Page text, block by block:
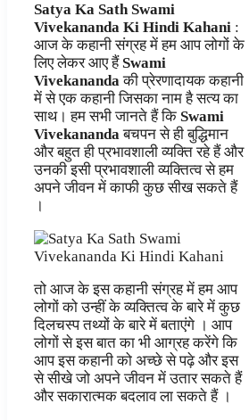
Satya Ka Sath Swami
Vivekananda Ki Hindi Kahani :
आज के कहानी संग्रह में हम आप लोगों के
लिए लेकर आए हैं Swami
Vivekanandaकी प्रेरणादायक कहानी
में से एक कहानी जिसका नाम है सत्य का
साथ। हम सभी जानते हैं कि Swami
Vivekanandaबचपन से ही बुद्धिमान
और बहुत ही प्रभावशाली व्यक्ति रहे हैं और
उनकी इसी प्रभावशाली व्यक्तित्व से हम
अपने जीवन में काफी कुछ सीख सकते हैं
।
तो आज के इस कहानी संग्रह में हम आप
लोगों को उन्हीं के व्यक्तित्व के बारे में कुछ
दिलचस्प तथ्यों के बारे में बताएंगे । आप
लोगों से इस बात का भी आग्रह करेंगे कि
आप इस कहानी को अच्छे से पढ़े और इस
से सीखे जो अपने जीवन में उतार सकते हैं
और सकारात्मक बदलाव ला सकते हैं ।